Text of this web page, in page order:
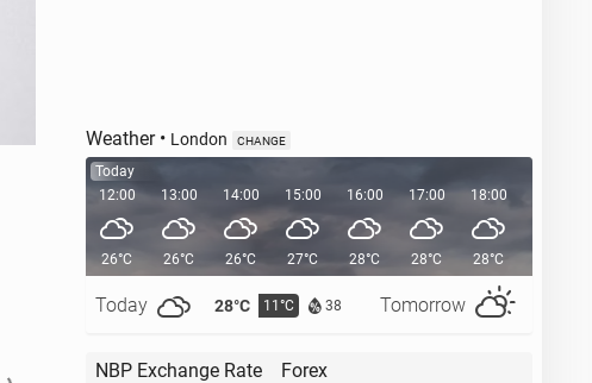
Weather• London CHANGE
Today
12:00
26°C
Today 28°C 11°C 38 Tomorrow
13:00
26°C
14:00
26°C
15:00
27°C
16:00
28°C
17:00
28°C
18:00
28°C
NBP Exchange Rate Forex